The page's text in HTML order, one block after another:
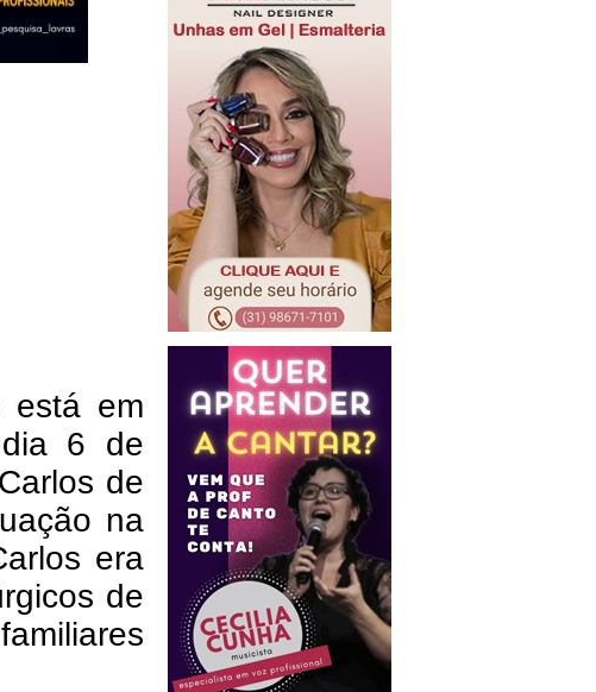
está em
dia 6 de
de
na
era
de